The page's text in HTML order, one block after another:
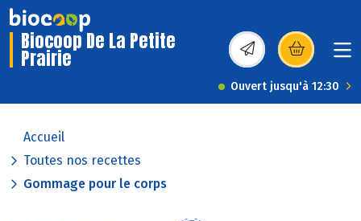
Biocoop De La Petite
Prairie (s’ouvre dans une
Ouvert jusqu'à 12:30
Accueil
Toutes nos recettes
Gommage pour le corps